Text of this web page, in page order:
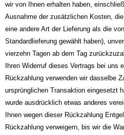
wir von Ihnen erhalten haben,
Ausnahme der zusätzlichen Kosten,
eine andere Art der Lieferung als die
Standardlieferung gewählt haben),
vierzehn Tagen ab dem Tag
Ihren Widerruf dieses Vertrags bei uns
Rückzahlung verwenden wir dasselbe
ursprünglichen Transaktion eingesetzt
wurde ausdrücklich etwas anderes
Ihnen wegen dieser Rückzahlung
Rückzahlung verweigern, bis wir die